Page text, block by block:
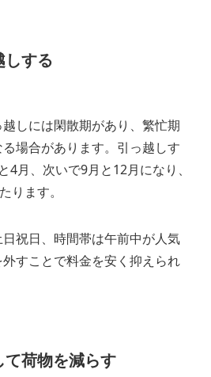
しする
しには閑散期があり、繁忙期
場合があります。引っ越しす
4月、次いで9月と12月になり、
ります。
祝日、時間帯は午前中が人気
すことで料金を安く抑えられ
荷物を減らす